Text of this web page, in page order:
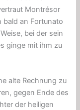
Montrésor
bald an Fortunato
bei der sein
ginge mit ihm zu
alte Rechnung zu
gegen Ende des
der heiligen